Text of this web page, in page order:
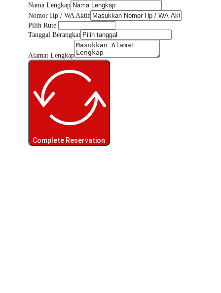
Nama Lengkap
Nomor Hp / WA Aktif
Pilih Rute
Tanggal Berangkat
Alamat Lengkap
Complete Reservation